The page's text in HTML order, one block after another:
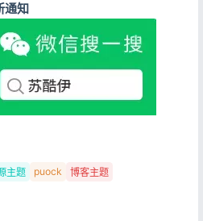
通知
主题 puock 博客主题